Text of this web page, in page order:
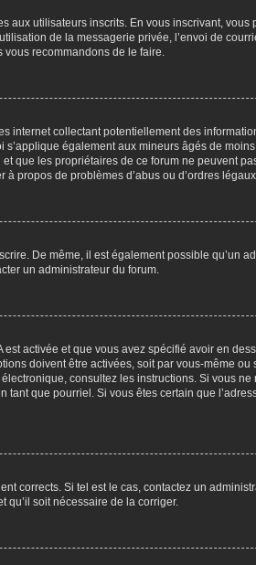
aux utilisateurs inscrits. En vous inscrivant,
de la messagerie privée, l’envoi de
vous recommandons de le faire.
internet collectant potentiellement des
également aux mineurs âgés de
que les propriétaires de ce forum ne peuvent
propos de problèmes d’abus ou d’ordres
De même, il est également possible qu’un
un administrateur du forum.
activée et que vous avez spécifié avoir en
doivent être activées, soit par vous-même ou
consultez les instructions. Si vous
que pourriel. Si vous êtes certain que
corrects. Si tel est le cas, contactez un
qu’il soit nécessaire de la corriger.